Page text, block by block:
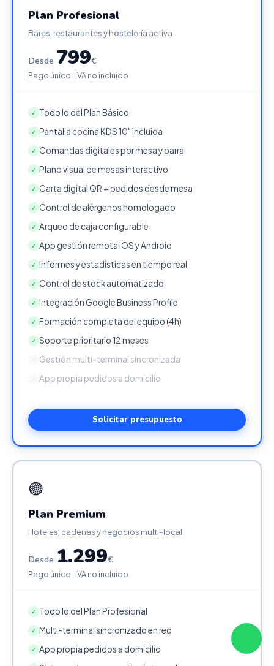
Plan Profesional
Bares, restaurantes y hostelería activa
Desde 799€
Pago único · IVA no incluido
✓ Todo lo del Plan Básico
✓ Pantalla cocina KDS 10" incluida
✓ Comandas digitales por mesa y barra
✓ Plano visual de mesas interactivo
✓ Carta digital QR + pedidos desde mesa
✓ Control de alérgenos homologado
✓ Arqueo de caja configurable
✓ App gestión remota iOS y Android
✓ Informes y estadísticas en tiempo real
✓ Control de stock automatizado
✓ Integración Google Business Profile
✓ Formación completa del equipo (4h)
✓ Soporte prioritario 12 meses
Gestión multi-terminal sincronizada
App propia pedidos a domicilio
Solicitar presupuesto
🟣
Plan Premium
Hoteles, cadenas y negocios multi-local
Desde 1.299€
Pago único · IVA no incluido
✓ Todo lo del Plan Profesional
✓ Multi-terminal sincronizado en red
✓ App propia pedidos a domicilio